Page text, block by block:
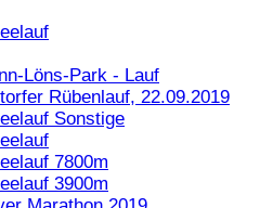
Löns-Park - Lauf
Rübenlauf, 22.09.2019
Sonstige
7800m
3900m